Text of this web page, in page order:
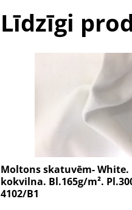
Līdzīgi
Moltons skatuvēm- White.
kokvilna. Bl.165g/m².
4102/B1